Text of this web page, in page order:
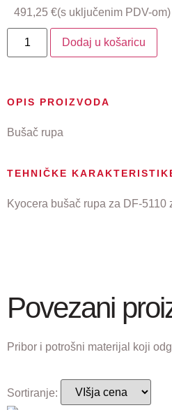
491,25 €(s uključenim PDV-om)
Dodaj u košaricu
OPIS PROIZVODA
Bušač rupa
TEHNIČKE
Kyocera bušač rupa za DF-5110
Povezani
Pribor i potrošni materijal koji
Sortiranje: